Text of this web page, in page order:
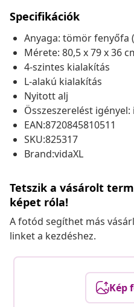
Specifikációk
Anyaga: tömör fenyőfa
Mérete: 80,5 x 79 x 36
4-szintes kialakítás
L-alakú kialakítás
Nyitott alj
Összeszerelést igényel:
EAN:8720845810511
SKU:825317
Brand:vidaXL
Tetszik a vásárolt
képet róla!
A fotód segíthet más
linket a kezdéshez.
Kép